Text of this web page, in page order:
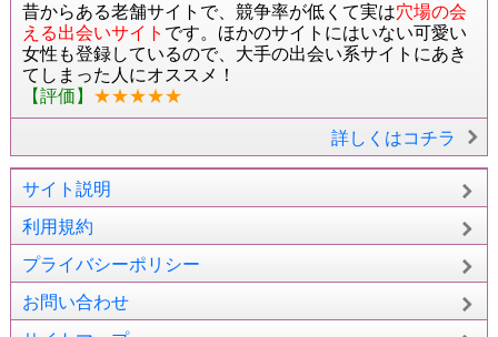
昔からある老舗サイトで、競争率が低くて実は穴場の会
える出会いサイト です。ほかのサイトにはいない可愛い
女性も登録しているので、大手の出会い系サイトにあき
てしまった人にオススメ！
【評価】 ★★★★★
詳しくはコチラ
サイト説明
利用規約
プライバシーポリシー
お問い合わせ